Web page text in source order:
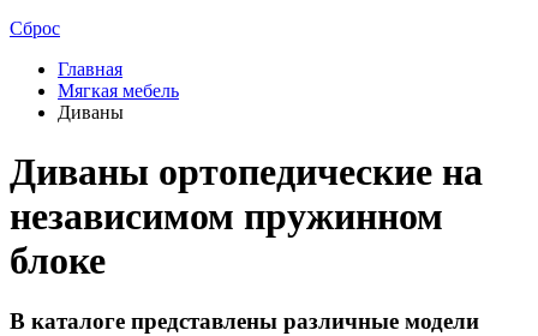
Сброс
Главная
Мягкая мебель
Диваны
Диваны ортопедические на
независимом пружинном
блоке
В каталоге представлены различные модели